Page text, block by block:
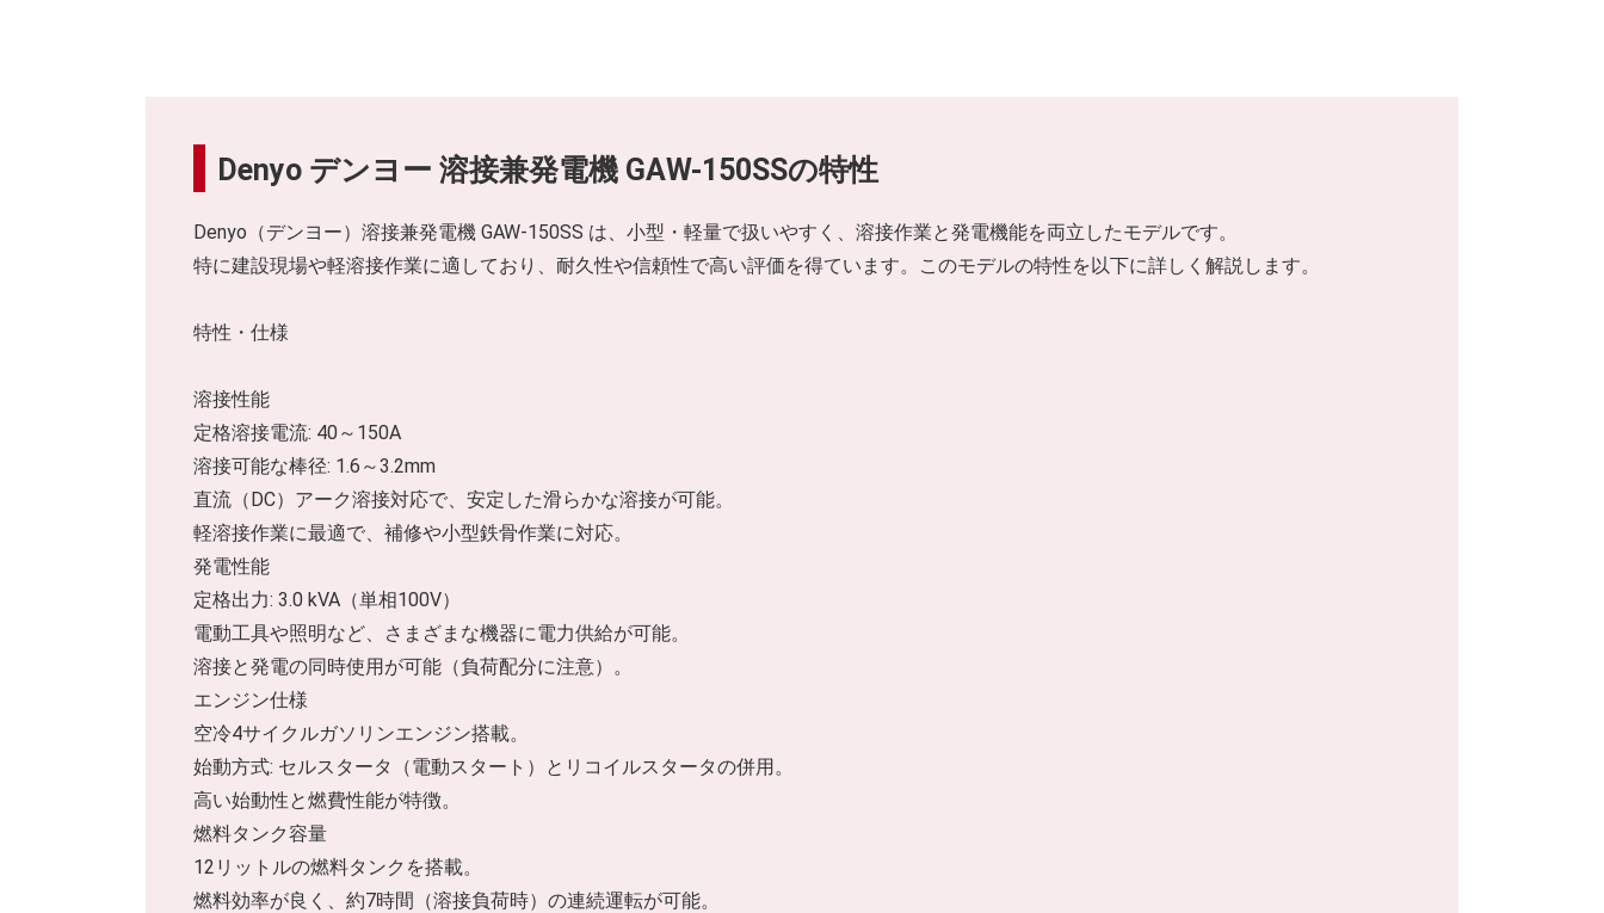
Denyo デンヨー 溶接兼発電機 GAW-150SSの特性
Denyo（デンヨー）溶接兼発電機 GAW-150SS は、小型・軽量で扱いやすく、溶接作業と発電機能を両立したモデルです。
特に建設現場や軽溶接作業に適しており、耐久性や信頼性で高い評価を得ています。このモデルの特性を以下に詳しく解説します。
特性・仕様
溶接性能
定格溶接電流: 40～150A
溶接可能な棒径: 1.6～3.2mm
直流（DC）アーク溶接対応で、安定した滑らかな溶接が可能。
軽溶接作業に最適で、補修や小型鉄骨作業に対応。
発電性能
定格出力: 3.0 kVA（単相100V）
電動工具や照明など、さまざまな機器に電力供給が可能。
溶接と発電の同時使用が可能（負荷配分に注意）。
エンジン仕様
空冷4サイクルガソリンエンジン搭載。
始動方式: セルスタータ（電動スタート）とリコイルスタータの併用。
高い始動性と燃費性能が特徴。
燃料タンク容量
12リットルの燃料タンクを搭載。
燃料効率が良く、約7時間（溶接負荷時）の連続運転が可能。